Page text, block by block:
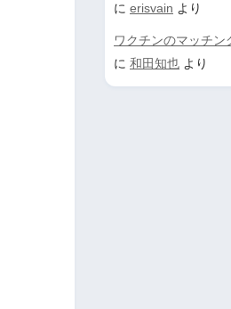
に erisvain より
ワクチンのマッチン
に 和田知也 より